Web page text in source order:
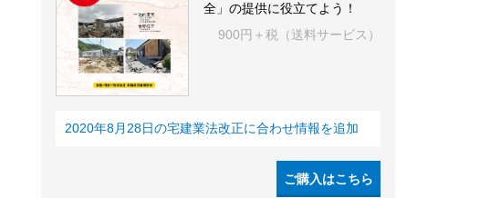
全」の提供に役立てよう！
900円＋税（送料サービス）
2020年8月28日の宅建業法改正に合わせ情報を追加
ご購入はこちら